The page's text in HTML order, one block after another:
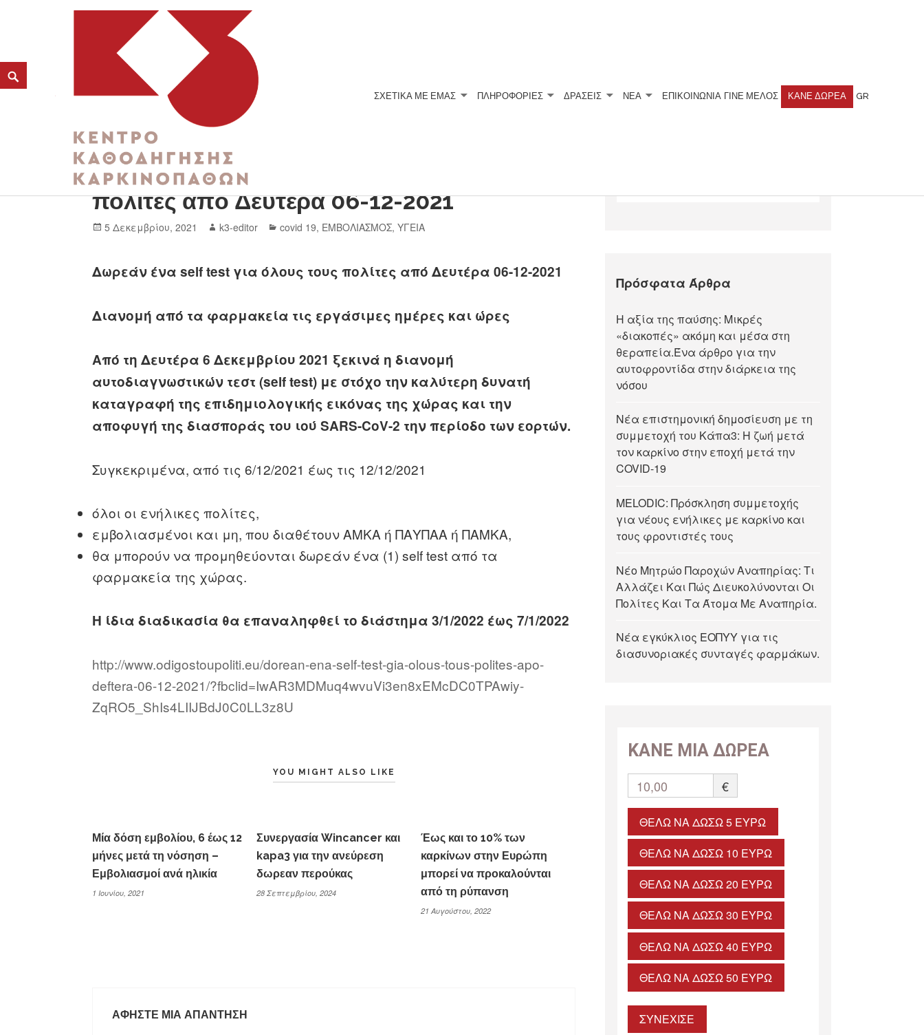
K3
ΚΕΝΤΡΟ ΚΑΘΟΔΗΓΗΣΗΣ ΚΑΡΚΙΝΟΠΑΘΩΝ
ΣΧΕΤΙΚΆ ΜΕ ΕΜΆΣ ΠΛΗΡΟΦΟΡΙΕΣ ΔΡΑΣΕΙΣ ΝΕΑ ΕΠΙΚΟΙΝΩΝΙΑ ΓΊΝΕ ΜΈΛΟΣ ΚΆΝΕ ΔΩΡΕΆ GR
Δωρεάν ένα self test για όλους τους
πολίτες από Δευτέρα 06-12-2021
5 Δεκεμβρίου, 2021 k3-editor covid 19, ΕΜΒΟΛΙΑΣΜΟΣ,ΥΓΕΙΑ
Δωρεάν ένα self test για όλους τους πολίτες από Δευτέρα 06-12-2021
Διανομή από τα φαρμακεία τις εργάσιμες ημέρες και ώρες
Από τη Δευτέρα 6 Δεκεμβρίου 2021 ξεκινά η διανομή
αυτοδιαγνωστικών τεστ (self test) με στόχο την καλύτερη δυνατή
καταγραφή της επιδημιολογικής εικόνας της χώρας και την
αποφυγή της διασποράς του ιού SARS-CoV-2 την περίοδο των εορτών.
Συγκεκριμένα, από τις 6/12/2021 έως τις 12/12/2021
όλοι οι ενήλικες πολίτες,
εμβολιασμένοι και μη, που διαθέτουν ΑΜΚΑ ή ΠΑΥΠΑΑ ή ΠΑΜΚΑ,
θα μπορούν να προμηθεύονται δωρεάν ένα (1) self test από τα
φαρμακεία της χώρας.
Η ίδια διαδικασία θα επαναληφθεί το διάστημα 3/1/2022 έως 7/1/2022
http://www.odigostoupoliti.eu/dorean-ena-self-test-gia-olous-tous-polites-apo-
deftera-06-12-2021/?fbclid=IwAR3MDMuq4wvuVi3en8xEMcDC0TPAwiy-
ZqRO5_ShIs4LIIJBdJ0C0LL3z8U
YOU MIGHT ALSO LIKE
Μία δόση εμβολίου, 6 έως 12
μήνες μετά τη νόσηση –
Εμβολιασμοί ανά ηλικία
1 Ιουνίου, 2021
Συνεργασία Wincancer και
kapa3 για την ανεύρεση
δωρεαν περούκας
28 Σεπτεμβρίου, 2024
Έως και το 10% των
καρκίνων στην Ευρώπη
μπορεί να προκαλούνται
από τη ρύπανση
21 Αυγούστου, 2022
ΑΦΉΣΤΕ ΜΙΑ ΑΠΆΝΤΗΣΗ
Πρόσφατα Άρθρα
Η αξία της παύσης: Μικρές
«διακοπές» ακόμη και μέσα στη
θεραπεία.Ένα άρθρο για την
αυτοφροντίδα στην διάρκεια της
νόσου
Νέα επιστημονική δημοσίευση με τη
συμμετοχή του Κάπα3: Η ζωή μετά
τον καρκίνο στην εποχή μετά την
COVID-19
MELODIC: Πρόσκληση συμμετοχής
για νέους ενήλικες με καρκίνο και
τους φροντιστές τους
Νέο Μητρώο Παροχών Αναπηρίας: Τι
Αλλάζει Και Πώς Διευκολύνονται Οι
Πολίτες Και Τα Άτομα Με Αναπηρία.
Νέα εγκύκλιος ΕΟΠΥΥ για τις
διασυνοριακές συνταγές φαρμάκων.
ΚΑΝΕ ΜΙΑ ΔΩΡΕΑ
10,00 €
ΘΈΛΩ ΝΑ ΔΏΣΩ 5 ΕΥΡΏ
ΘΈΛΩ ΝΑ ΔΏΣΩ 10 ΕΥΡΏ
ΘΈΛΩ ΝΑ ΔΏΣΩ 20 ΕΥΡΏ
ΘΈΛΩ ΝΑ ΔΏΣΩ 30 ΕΥΡΏ
ΘΈΛΩ ΝΑ ΔΏΣΩ 40 ΕΥΡΏ
ΘΈΛΩ ΝΑ ΔΏΣΩ 50 ΕΥΡΏ
ΣΥΝΕΧΙΣΕ